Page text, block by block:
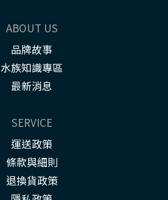
ABOUT US
品牌故事
水族知識專區
最新消息
SERVICE
運送政策
條款與細則
退換貨政策